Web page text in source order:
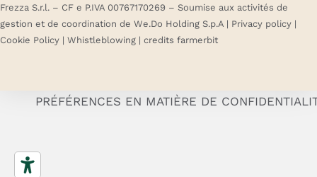
Frezza S.r.l. – CF e P.IVA 00767170269 – Soumise aux activités de
gestion et de coordination de We.Do Holding S.p.A | Privacy policy |
Cookie Policy | Whistleblowing | credits farmerbit